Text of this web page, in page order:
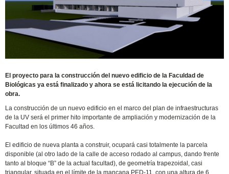
El proyecto para la construcción del nuevo edificio de la Faculdad de
Biológicas ya está finalizado y ahora se está licitando la ejecución de la
obra.
La construcción de un nuevo edificio en el marco del plan de infraestructuras
de la UV será el primer hito importante de ampliación y modernización de la
Facultad en los últimos 46 años.
El edificio de nueva planta a construir, ocupará casi totalmente la parcela
disponible (al otro lado de la calle de acceso rodado al campus, dando frente
tanto al bloque “B” de la actual facultad), de geometría trapezoidal, casi
triangular, situada en el límite de la mançana PED-11, con una altura de 6